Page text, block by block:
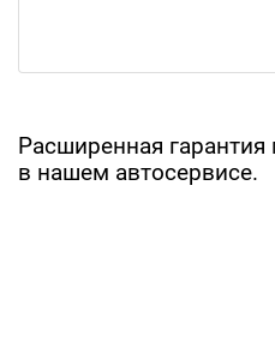
Расширенная гарантия
в нашем автосервисе.